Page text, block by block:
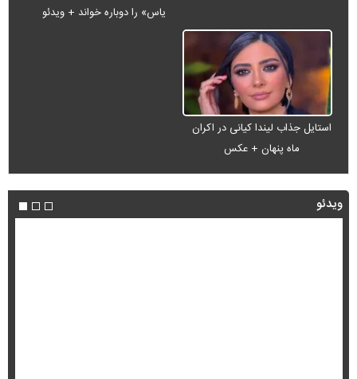
یاس» را دوباره خواند + ویدئو
استایل جذاب لیندا کیانی در اکران
ماه پنهان + عکس
ویدئو